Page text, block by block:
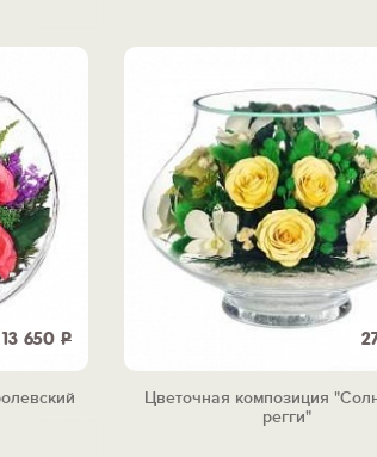
13 650 Р
Цветочная композиция
регги"